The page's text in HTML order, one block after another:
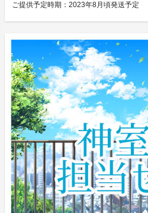
ご提供予定時期： 2023年8月頃発送予定